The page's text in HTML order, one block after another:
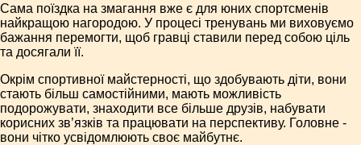
Сама поїздка на змагання вже є для юних спортсменів
найкращою нагородою. У процесі тренувань ми виховуємо
бажання перемогти, щоб гравці ставили перед собою ціль
та досягали її.
Окрім спортивної майстерності, що здобувають діти, вони
стають більш самостійними, мають можливість
подорожувати, знаходити все більше друзів, набувати
корисних зв’язків та працювати на перспективу. Головне -
вони чітко усвідомлюють своє майбутнє.